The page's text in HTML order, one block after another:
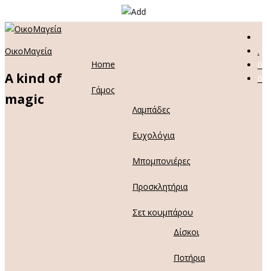
ΟικοΜαγεία
A kind of
magic
Home
Γάμος
Λαμπάδες
Ευχολόγια
Μπομπονιέρες
Προσκλητήρια
Σετ κουμπάρου
Δίσκοι
Ποτήρια
.
0
0